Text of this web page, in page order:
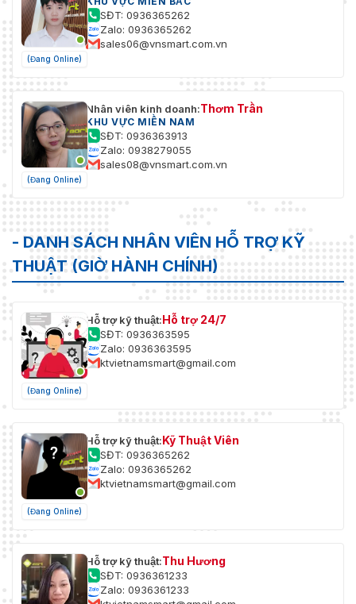
Tiêu Chuẩn IP IP67
Vật Liệu
Thụ
Nguồn Cấp 12V DC ±25%, PoE (802.3af)
Kích Thước 135 × 98.4 × 90.1 mm
Phụ Kiện Đi Kèm Hướng dẫn sử dụng, tấm lắp đặt
(Đang Online)
SĐT: 0936365262
Zalo: 0936365262
sales06@vnsmart.com.vn
(Đang Online)
Nhân viên kinh doanh:Thơm Trần
KHU VỰC MIỀN NAM
SĐT: 0936363913
Zalo: 0938279055
sales08@vnsmart.com.vn
- DANH SÁCH NHÂN VIÊN HỖ TRỢ KỸ
THUẬT (GIỜ HÀNH CHÍNH)
(Đang Online)
Hỗ trợ kỹ thuật:Hỗ trợ 24/7
SĐT: 0936363595
Zalo: 0936363595
ktvietnamsmart@gmail.com
(Đang Online)
Hỗ trợ kỹ thuật:Kỹ Thuật Viên
SĐT: 0936365262
Zalo: 0936365262
ktvietnamsmart@gmail.com
Hỗ trợ kỹ thuật:Thu Hương
SĐT: 0936361233
Zalo: 0936361233